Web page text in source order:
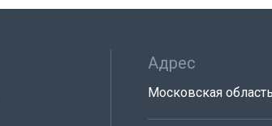
Адрес
Московская